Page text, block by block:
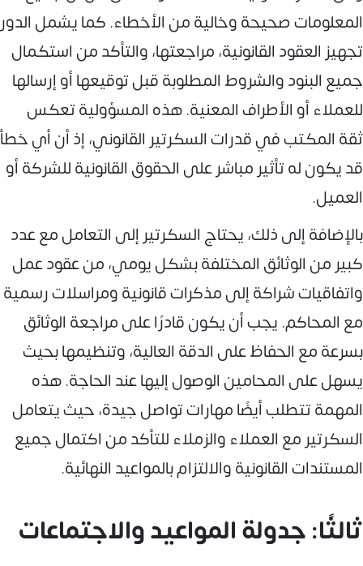
المعلومات صحيحة وخالية من الأخطاء. كما يشمل الدور
تجهيز العقود القانونية، مراجعتها، والتأكد من استكمال
جميع البنود والشروط المطلوبة قبل توقيعها أو إرسالها
للعملاء أو الأطراف المعنية. هذه المسؤولية تعكس
ثقة المكتب في قدرات السكرتير القانوني، إذ أن أي خطأ
قد يكون له تأثير مباشر على الحقوق القانونية للشركة أو
العميل.
بالإضافة إلى ذلك، يحتاج السكرتير إلى التعامل مع عدد
كبير من الوثائق المختلفة بشكل يومي، من عقود عمل
واتفاقيات شراكة إلى مذكرات قانونية ومراسلات رسمية
مع المحاكم. يجب أن يكون قادرًا على مراجعة الوثائق
بسرعة مع الحفاظ على الدقة العالية، وتنظيمها بحيث
يسهل على المحامين الوصول إليها عند الحاجة. هذه
المهمة تتطلب أيضًا مهارات تواصل جيدة، حيث يتعامل
السكرتير مع العملاء والزملاء للتأكد من اكتمال جميع
المستندات القانونية والالتزام بالمواعيد النهائية.
ثالثًا: جدولة المواعيد والاجتماعات